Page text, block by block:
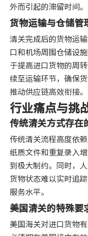
外而引起的滞留时间。
货物运输与仓储管
清关完成后的货物运
口和机场周围仓储设
于提高进口货物的周
续至运输环节，确保
推动供应链高效衔接。
行业痛点与挑
传统清关方式存在
传统清关流程高度依
纸质文件和重复录入
到极大制约。同时，
货物状态难以实时追
服务水平。
美国清关的特殊要
美国海关对进口货物